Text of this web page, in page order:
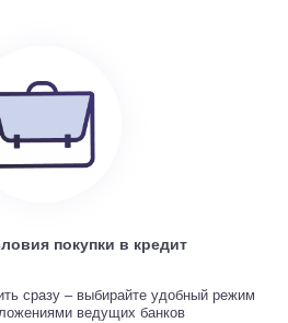
покупки в кредит
сразу – выбирайте удобный режим
ведущих банков